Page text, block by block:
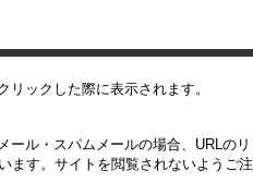
リックした際に表示されます。
ール・スパムメールの場合、URLの
ます。サイトを閲覧されないようご